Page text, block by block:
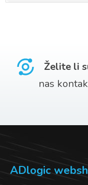
Želite li
nas
ADlogic